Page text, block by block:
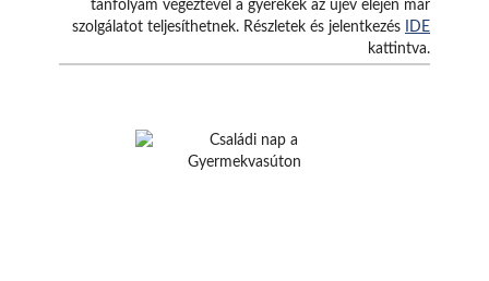
tanfolyam végeztével a gyerekek az újév elején már
szolgálatot teljesíthetnek. Részletek és jelentkezés
IDE
kattintva.